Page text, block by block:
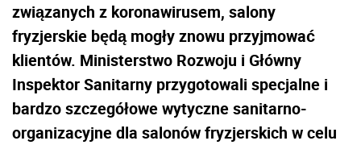
związanych z koronawirusem, salony
fryzjerskie będą mogły znowu przyjmować
klientów. Ministerstwo Rozwoju i Główny
Inspektor Sanitarny przygotowali specjalne i
bardzo szczegółowe wytyczne sanitarno-
organizacyjne dla salonów fryzjerskich w celu